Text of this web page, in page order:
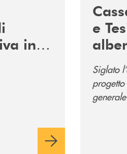
in
e
il
e al
Siglato